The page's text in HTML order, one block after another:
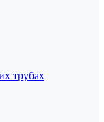
трубах